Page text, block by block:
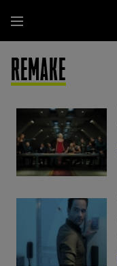
para
o
conteúdo
principal
Menu
REMAKE